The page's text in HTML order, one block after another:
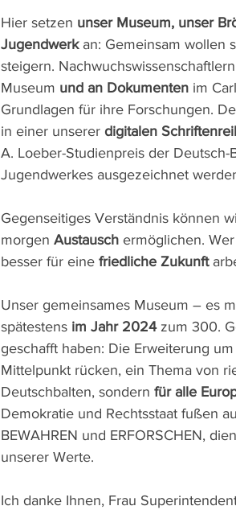
Hier setzen unser Museum, unser
Jugendwerk an: Gemeinsam wollen
steigern.
Museum und an Dokumenten im
Grundlagen für ihre Forschungen.
in einer unserer digitalen
A. Loeber-Studienpreis der
Jugendwerkes ausgezeichnet
Gegenseitiges Verständnis können
morgen Austausch ermöglichen.
besser für eine friedliche Zukunft
Unser gemeinsames Museum – es
spätestens im Jahr 2024 zum 300.
geschafft haben: Die Erweiterung
Mittelpunkt rücken, ein Thema von
Deutschbalten, sondern für alle
Demokratie und Rechtsstaat fußen
BEWAHREN und ERFORSCHEN,
unserer Werte.
Ich danke Ihnen, Frau